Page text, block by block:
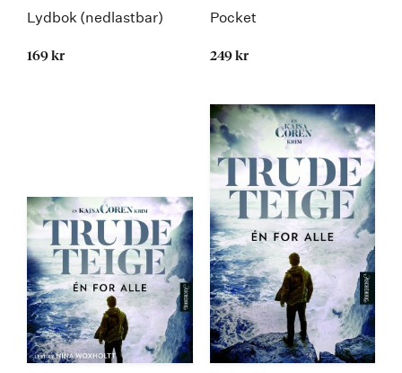
Lydbok (nedlastbar)
169 kr
Pocket
249 kr